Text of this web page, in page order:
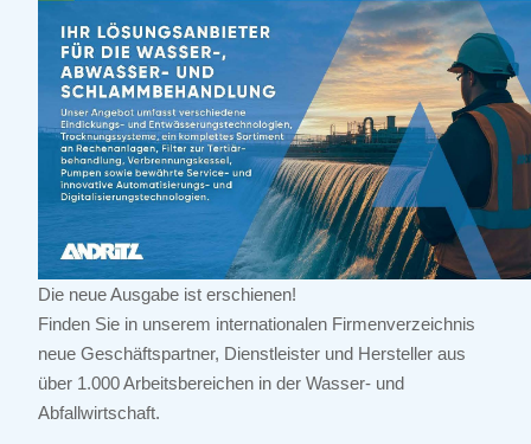
Die neue Ausgabe ist erschienen!
Finden Sie in unserem internationalen Firmenverzeichnis
neue Geschäftspartner, Dienstleister und Hersteller aus
über 1.000 Arbeitsbereichen in der Wasser- und
Abfallwirtschaft.